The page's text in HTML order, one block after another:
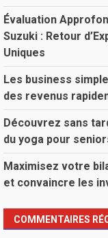
Évaluation
Suzuki : Retour
Uniques
Les business
des revenus
Découvrez sans
du yoga pour
Maximisez votre
et convaincre les
COMMENTAIRES